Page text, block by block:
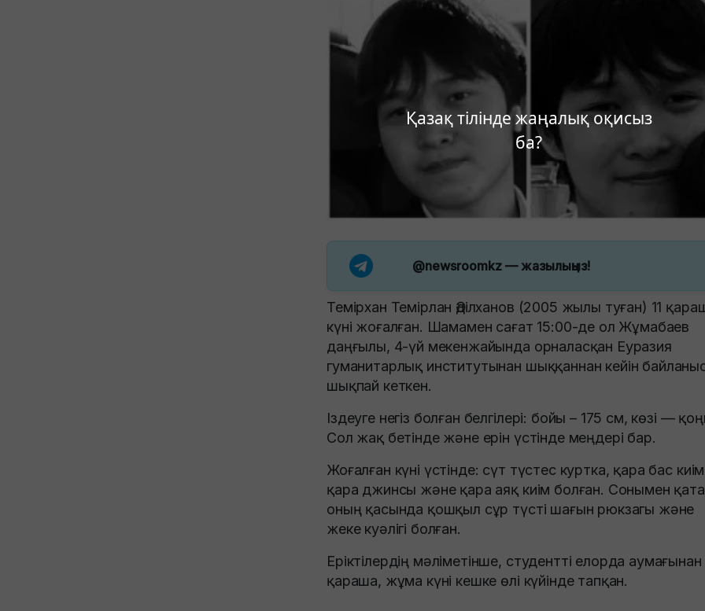
Қазақ тілінде жаңалық оқисыз
ба?
@newsroomkz— жазылыңыз!
Темірхан Темірлан Әділханов (2005 жылы туған) 11
күні жоғалған. Шамамен сағат 15:00-де ол Жұмабаев
даңғылы, 4-үй мекенжайында орналасқан Еуразия
гуманитарлық институтынан шыққаннан кейін
шықпай кеткен.
Іздеуге негіз болған белгілері: бойы – 175 см, көзі —
Сол жақ бетінде және ерін үстінде меңдері бар.
Жоғалған күні үстінде: сүт түстес куртка, қара бас
қара джинсы және қара аяқ киім болған. Сонымен
оның қасында қошқыл сұр түсті шағын рюкзагы және
жеке куәлігі болған.
Еріктілердің мәліметінше, студентті елорда аумағынан
қараша, жұма күні кешке өлі күйінде тапқан.